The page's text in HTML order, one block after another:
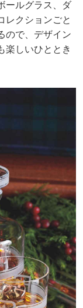
ールグラス、ダ
レクションごと
ので、デザイン
楽しいひととき